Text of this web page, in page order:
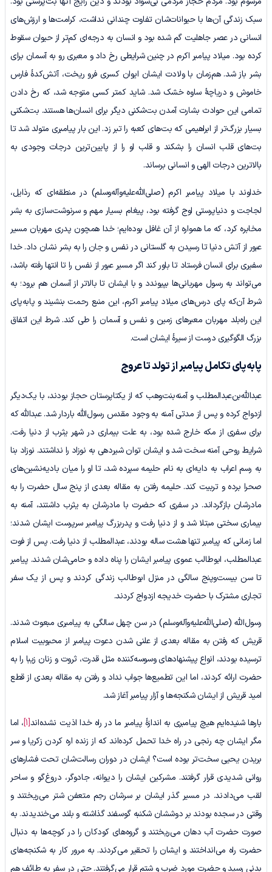
سبک زندگی آن‌ها با حیوانات‌شان تفاوت چندانی نداشت، کرامت‌ها و ارزش‌های
انسانی در عصر جاهلیت گم شده بود و انسان به درجه‌ای کم‌تر از حیوان سقوط
کرده بود. میلاد پیامبر اکرم در چنین شرایطی رخ داد و معبری رو به آسمان برای
بشر باز شد. هم‌زمان با ولادت ایشان ایوان کسری فرو ریخت، آتش‌کدۀ فارس
خاموش و دریاچۀ ساوه خشک شد. شاید کمتر کسی متوجه شد، که رخ دادن
تمامی این حوادث بشارت آمدن بت‌شکنی دیگر برای انسان‌ها هستند. بت‌شکنی
بسیار بزرگ‌تر از ابراهیمی که بت‌های کعبه را تبر زد. این بار پیامبری متولد شد تا
بت‌های قلب انسان را بشکند و قلب او را از پایین‌ترین درجات وجودی به
بالاترین درجات الهی و انسانی برساند.
خداوند با میلاد پیامبر اکرم (صلی‌الله‌علیه‌وآله‌وسلم) در منطقه‌ای که رذایل،
لجاجت و دنیاپرستی اوج گرفته بود، پیغام بسیار مهم و سرنوشت‌سازی به بشر
مخابره کرد، که ما همواره از آن غافل بوده‌ایم؛ خدا همچون پدری مهربان مسیر
عبور از آتش دنیا تا رسیدن به گلستانی در نفس و جان را به بشر نشان داد. خدا
سفیری برای انسان فرستاد تا باور کند اگر مسیر عبور از نفس را تا انتها رفته باشد،
می‌تواند به رسول‌ مهربانی‌ها بپیوندد و با ایشان تا بالاتر از آسمان هم برود؛ به
شرط آن‌که پای درس‌های میلاد پیامبر اکرم، این منبع رحمت بنشیند و پابه‌پای
این راه‌بلد مهربان معبرهای زمین و نفس و آسمان را طی کند. شرط این اتفاق
بزرگ الگوگیری درست از سیرۀ ایشان است.
پا‌به‌پای تکامل پیامبر از تولد تا عروج
عبدالله‌بن‌عبدالمطلب و آمنه‌بنت‌وهب که از یکتاپرستان حجاز بودند، با یک‌دیگر
ازدواج کرده و پس از مدتی آمنه به وجود مقدس رسول‌الله باردار شد. عبدالله که
برای سفری از مکه خارج شده بود، به علت بیماری در شهر یثرب از دنیا رفت.
شرایط روحی آمنه سخت شد و ایشان توان شیردهی به نوزاد را نداشتند. نوزاد بنا
به رسم اعراب به دایه‌ای به نام حلیمه سپرده شد، تا او را میان بادیه‌نشین‌های
صحرا برده و تربیت کند. حلیمه رفتن به مقاله بعدی از پنج سال حضرت را به
مادرشان بازگرداند. در سفری که حضرت با مادرشان به یثرب داشتند، آمنه به
بیماری سختی مبتلا شد و از دنیا رفت و پدربزرگ پیامبر سرپرست ایشان شدند؛
اما زمانی که پیامبر تنها هشت ساله بودند، عبدالمطلب از دنیا رفت. پس از فوت
عبدالمطلب، ابوطالب عموی پیامبر ایشان را پناه داده و حامی‌شان شدند. پیامبر
تا سن بیست‌وپنج سالگی در منزل ابوطالب زندگی کردند و پس از یک سفر
تجاری مشترک با حضرت خدیجه ازدواج کردند.
رسول‌الله (صلی‌الله‌علیه‌وآله‌وسلم) در سن چهل سالگی به پیامبری مبعوث شدند.
قریش که رفتن به مقاله بعدی از علنی شدن دعوت پیامبر از محبوبیت اسلام
ترسیده بودند، انواع پیشنهادهای وسوسه‌کننده مثل قدرت، ثروت و زنان زیبا را به
حضرت ارائه کردند، اما این تطمیع‌ها جواب نداد و رفتن به مقاله بعدی از قطع
امید قریش از ایشان شکنجه‌ها و آزار پیامبر آغاز شد.
بارها شنیده‌ایم هیچ پیامبری به اندازۀ پیامبر ما در راه خدا اذیت نشده‌اند[1] ، اما
مگر ایشان چه رنجی در راه خدا تحمل کرده‌اند که از زنده اره کردن زکریا و سر
بریدن یحیی سخت‌تر بوده است؟ ایشان در دوران رسالت‌شان تحت فشارهای
روانی شدیدی قرار گرفتند. مشرکین ایشان را دیوانه، جادوگر، دروغ‌گو و ساحر
لقب می‌دادند. در مسیر گذر ایشان بر سرشان رحِم متعفن شتر می‌ریختند و
وقتی در سجده بودند بر دوششان شکنبه گوسفند گذاشته و بلند می‌خندیدند. به
صورت حضرت آب دهان می‌ریختند و گروه‌های کودکان را در کوچه‌ها به دنبال
حضرت راه می‌انداختند و ایشان را تحقیر می‌کردند. به مرور کار به شکنجه‌های
بدنی رسید و حضرت مورد ضرب و شتم قرار می‌گرفتند. حتی در سفر به طائف هم